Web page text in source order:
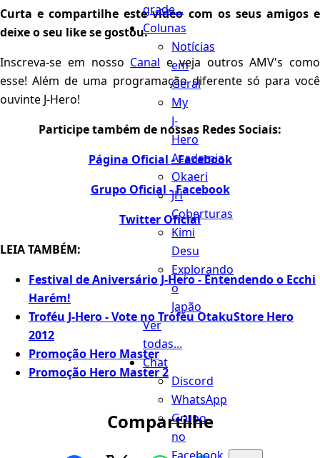
grade...
Colunas
Notícias
em
Geral
My
J-
Hero
Academia
Okaeri
JH
Coberturas
Kimi
Desu
Explorando
o
Japão
Ver
todas...
Chat
Discord
WhatsApp
Grupo
no
Curta e compartilhe este vídeo com os seus amigos e
deixe o seu like se gostou.
Inscreva-se em nosso Canal e veja outros AMV's como
esse! Além de uma programação diferente só para você
ouvinte J-Hero!
Participe também de nossas Redes Sociais:
Página Oficial - Facebook
Grupo Oficial - Facebook
Twitter Oficial
LEIA TAMBÉM:
Festival de Aniversário J-Hero - Entendendo o Ecchi
Harém!
Troféu J-Hero - Vote no Troféu OtakuStore Hero
2012
Promoção Hero Master
Promoção Hero Master 2
Compartilhe